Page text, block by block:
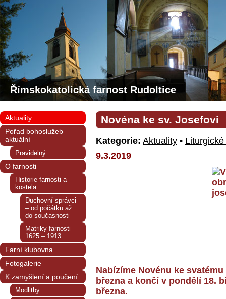
Římskokatolická farnost Rudoltice
Novéna ke sv. Josefovi
Kategorie: Aktuality •
9.3.2019
Nabízíme Novénu ke
března a končí v pondělí 18.
března.
Aktuality
Pořad bohoslužeb
aktuální
Pravidelný
O farnosti
Historie farnosti a
kostela
Duchovní správci
– od počátku až
do současnosti
Matriky farnosti
1625 – 1913
Farní klubovna
Fotogalerie
K zamyšlení a poučení
Modlitby